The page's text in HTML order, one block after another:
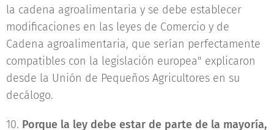
la cadena agroalimentaria y se debe establecer
modificaciones en las leyes de Comercio y de
Cadena agroalimentaria, que serían perfectamente
compatibles con la legislación europea" explicaron
desde la Unión de Pequeños Agricultores en su
decálogo.
10. Porque la ley debe estar de parte de la mayoría,